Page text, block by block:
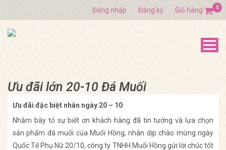
Đăng nhập Đăng ký Giỏ hàng 0
Ưu đãi lớn 20-10 Đá Muối
Ưu đãi đặc biệt nhân ngày 20 – 10
Nhằm bày tỏ sự biết ơn khách hàng đã tin tưởng và lựa chọn
sản phẩm đá muối của Muối Hồng, nhân dịp chào mừng ngày
Quốc Tế Phụ Nữ 20/10, công ty TNHH Muối Hồng gửi lời chúc tốt